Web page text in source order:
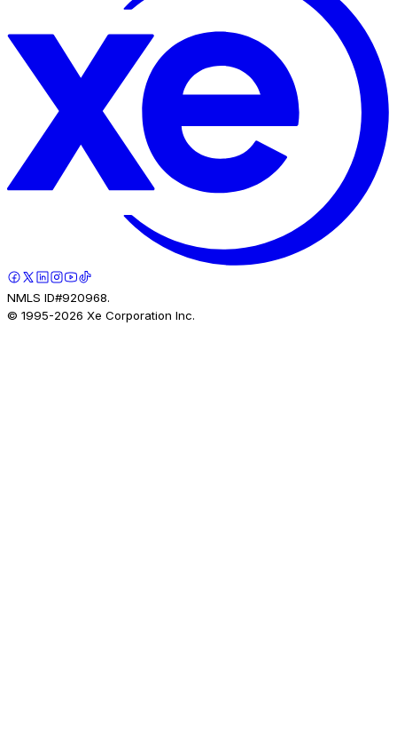
NMLS ID#920968.
© 1995-2026 Xe Corporation Inc.